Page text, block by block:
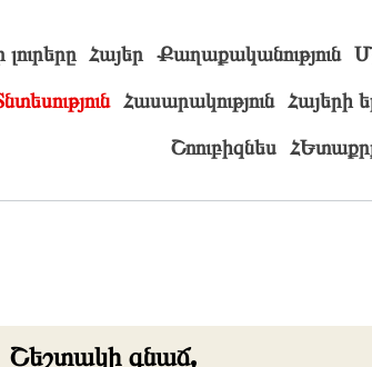
լուրերը Հայեր Քաղաքականություն
Հասարակություն Հայերի
Շոուբիզնես
Շեշտակի գնաճ,